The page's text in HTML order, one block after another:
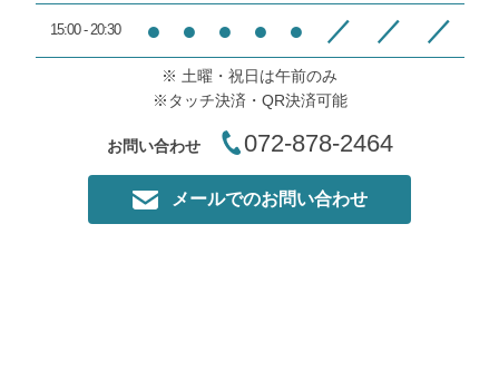
M,K様
この度は当院にご来院いただ
きありがとうございました
当院の駐車スペースは横に1
台乗用車が停めれますが運転
に慣れていないと少し駐車す
痛が起きる位と言われた数値
にまでしか上げられませんで
したが、それでも体感的には
これまでで１番効いたように
思います。
ちなみに、先生は山男風にガ
ッチリ体型だったので、これ
を使って鍛えたりしてるのか
15:00 - 20:30 ● ● ● ● ● ／ ／ ／
※ 土曜・祝日は午前のみ
※タッチ決済・QR決済可能
お問い合わせ 072-878-2464
メールでのお問い合わせ